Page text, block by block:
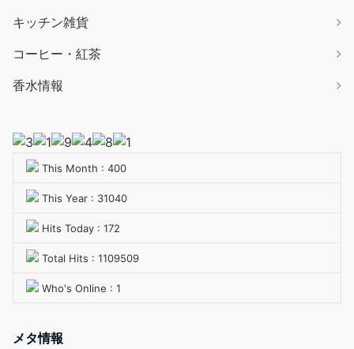
キッチン雑貨
コーヒー・紅茶
香水情報
This Month : 400
This Year : 31040
Hits Today : 172
Total Hits : 1109509
Who's Online : 1
メタ情報